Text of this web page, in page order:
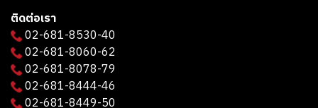
ติดต่อเรา
02-681-8530-40
02-681-8060-62
02-681-8078-79
02-681-8444-46
02-681-8449-50